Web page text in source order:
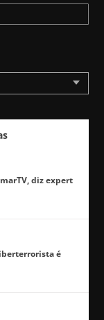
diz expert
é